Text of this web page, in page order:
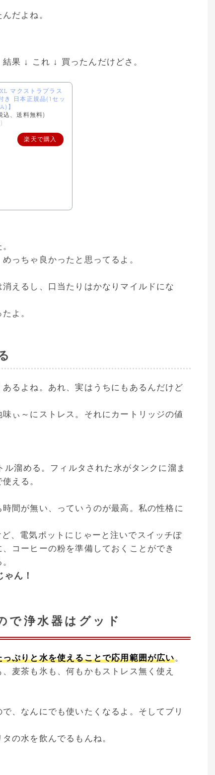
だよね。
果 ↓ これ ↓ 買ったんだけどさ。
マクストラプラス
き 日本正規品(1セッ
】
込、送料無料)
楽天で購入
っちゃ良かったと思ってるよ。
えるし、口当たりはかなりマイルドにな
よ。
るよね。あれ、実はうちにもあるんだけど
ぃ～にストレス。それにカートリッジの値
溜める。フィルタされた水がタンクに溜ま
える。
間が無い、っていうのが最高。私の性格に
、電気ポットにじゃーと注いでスイッチぽ
コーヒーの粉を準備しておくことができ
ん！
で浄水器はグッド
っぷりと水を使えることで応用範囲が広い。
麦茶も氷も、何もかもストレス無く使え
、なんにでも使いたくなるよ。そしてブリ
の水を飲んでるもんね。